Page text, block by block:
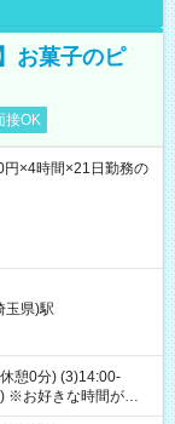
お菓子のピ
接OK
×4時間×21日勤務の
玉県)駅
憩0分) (3)14:00-
※お好きな時間が選べ